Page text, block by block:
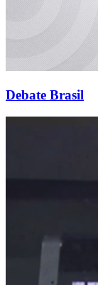
Debate Brasil